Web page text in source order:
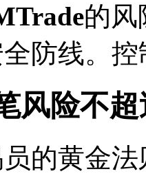
的风
防线。控
风险不
的黄金